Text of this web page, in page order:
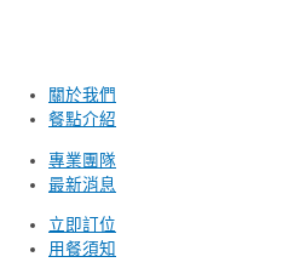
關於我們
餐點介紹
專業團隊
最新消息
立即訂位
用餐須知